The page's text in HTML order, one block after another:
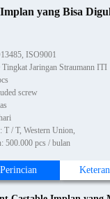
yang Bisa
ISO9001
Jaringan Straumann ITI
screw
T / T, Western Union,
500.000 pcs / bulan
Perincian